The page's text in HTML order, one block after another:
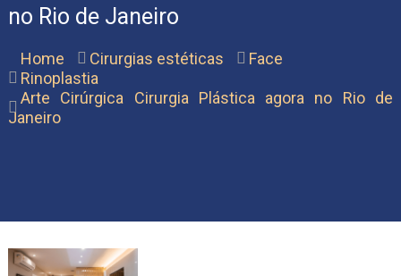
no Rio de Janeiro
Home Cirurgias estéticas
Face
Rinoplastia
Arte Cirúrgica Cirurgia Plástica agora no Rio de
Janeiro